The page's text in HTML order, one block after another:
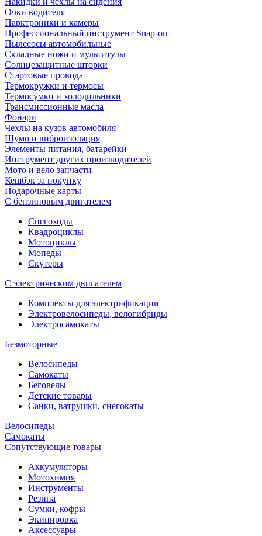
Очки водителя
Парктроники и камеры
Профессиональный инструмент Snap-on
Пылесосы автомобильные
Складные ножи и мультитулы
Солнцезащитные шторки
Стартовые провода
Термокружки и термосы
Термосумки и холодильники
Трансмиссионные масла
Фонари
Чехлы на кузов автомобиля
Шумо и виброизоляция
Элементы питания, батарейки
Инструмент других производителей
Мото и вело запчасти
Кешбэк за покупку
Подарочные карты
С бензиновым двигателем
Снегоходы
Квадроциклы
Мотоциклы
Мопеды
Скутеры
С электрическим двигателем
Комплекты для электрификации
Электровелосипеды, велогибриды
Электросамокаты
Безмоторные
Велосипеды
Самокаты
Беговелы
Детские товары
Санки, ватрушки, снегокаты
Велосипеды
Самокаты
Сопутствующие товары
Аккумуляторы
Мотохимия
Инструменты
Резина
Сумки, кофры
Экипировка
Аксессуары